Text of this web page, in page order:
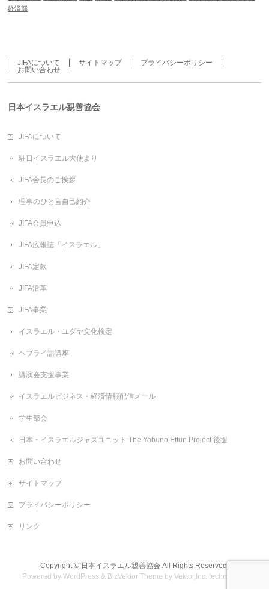
経済部
JIFAについて サイトマップ
プライバシーポリシー
お問い合わせ
日本イスラエル親善協会
JIFAについて
駐日イスラエル大使より
JIFA会長のご挨拶
理事のひと言自己紹介
JIFA会員申込
JIFA広報誌「イスラエル」
JIFA定款
JIFA沿革
JIFA事業
イスラエル・ユダヤ文化検定
ヘブライ語講座
講演会支援事業
イスラエルビジネス・経済情報配信メール
学生部会
日本・イスラエルジャズユニット The Yabuno Ettun Project 後援
お問い合わせ
サイトマップ
プライバシーポリシー
リンク
Copyright © 日本イスラエル親善協会All Rights Reserved.
Powered byWordPress & BizVektor Theme byVektor,Inc. technology.